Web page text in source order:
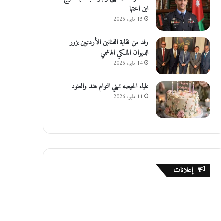
ابن اختها
15 مايو، 2026
وفد من نقابة الفنانين الأردنيين يزور
الديوان الملكي الهاشمي
14 مايو، 2026
علياء الحيصه تهني التوام هند والعنود
11 مايو، 2026
إعلانات